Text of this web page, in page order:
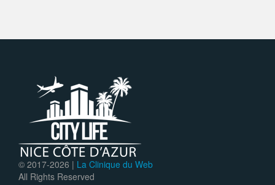
© 2017-2026 | La Clinique du Web
All Rights Reserved